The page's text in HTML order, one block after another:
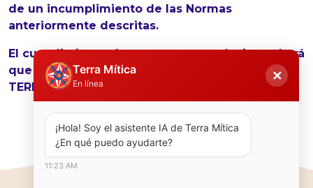
de un incumplimiento de las Normas
anteriormente descritas.
El cumplimiento de estas recomendaciones hará
que su estancia y la del resto de visitantes a
TERRA MÍTICA sea más agradable.
Terra Mítica
En línea
✕
¡Hola! Soy el asistente IA de Terra Mítica
¿En qué puedo ayudarte?
11:23 AM